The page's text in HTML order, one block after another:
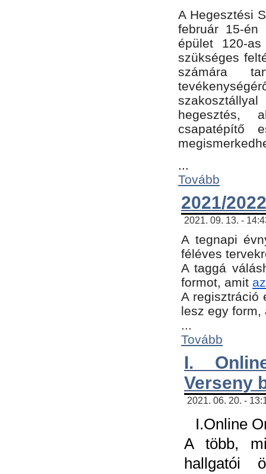
A Hegesztési
február 15-
épület 120-
szükséges
számára
hegesztés,
csapatépítő
...
Tovább
2021/
2021. 09. 13. -
A tegnapi
féléves
A taggá
formot, amit
A regisztráció
lesz egy
...
Tovább
I.
Verseny
2021. 06. 20. -
I.Online
A több,
hallgatói